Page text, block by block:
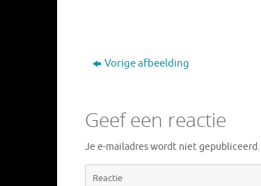
Vorige afbeelding
Geef een reactie
Je e-mailadres wordt niet gepubliceerd.